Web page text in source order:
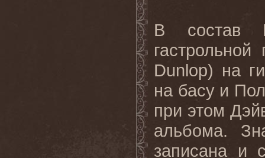
В состав
Dunlop) на
на басу и
при этом
альбома.
записана и